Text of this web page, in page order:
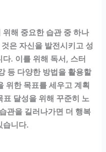
해 중요한 습관 중 하나
은 자신을 발전시키고 성
. 이를 위해 독서, 스터
등 다양한 방법을 활용할
위한 목표를 세우고 계획
달성을 위해 꾸준히 노
관을 길러나가면 더 행복
습니다.